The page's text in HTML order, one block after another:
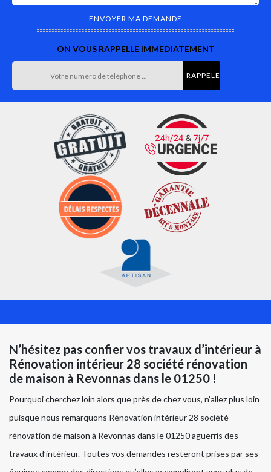
ON VOUS RAPPELLE IMMEDIATEMENT
N’hésitez pas confier vos travaux d’intérieur à
Rénovation intérieur 28 société rénovation
de maison à Revonnas dans le 01250 !
Pourquoi cherchez loin alors que près de chez vous, n’allez plus loin
puisque nous remarquons Rénovation intérieur 28 société
rénovation de maison à Revonnas dans le 01250 aguerris des
travaux d’intérieur. Toutes vos demandes resteront prises par ses